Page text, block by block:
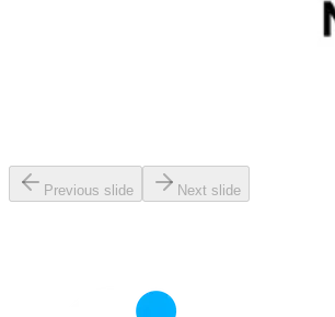
Previous slide Next slide